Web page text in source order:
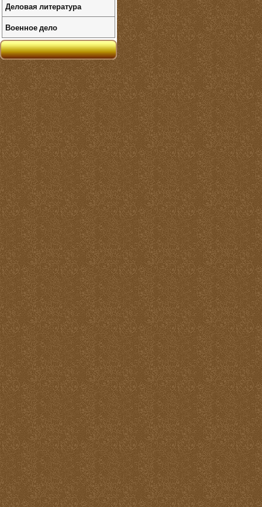
Деловая литература
Военное дело